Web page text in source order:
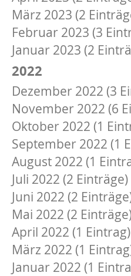
März 2023 (2
Februar 2023 (3
Januar 2023 (2
2022
Dezember 2022 (3
November 2022 (6
Oktober 2022 (1
September 2022 (1
August 2022 (1
Juli 2022 (2 Einträge)
Juni 2022 (2
Mai 2022 (2
April 2022 (1 Eintrag)
März 2022 (1
Januar 2022 (1